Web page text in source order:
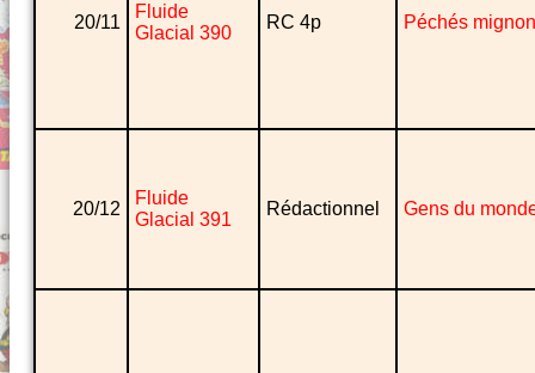
20/11
Fluide
Glacial 390
RC 4p Péchés
20/12
Fluide
Glacial 391
Rédactionnel Gens du